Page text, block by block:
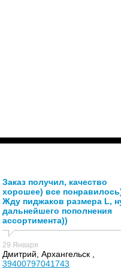
Заказ получил, качество
хорошее) все
Жду пиджаков размера L,
дальнейшего пополнения
ассортимента))
29 Января
Дмитрий, Архангельск ,
39400797041743